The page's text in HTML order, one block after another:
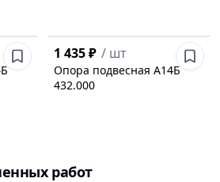
1 435 ₽ / шт
Опора подвесная А14Б
432.000
работ